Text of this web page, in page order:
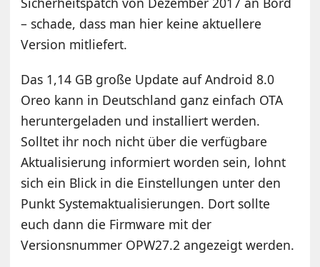
– schade, dass man hier keine aktuellere
Version mitliefert.
Das 1,14 GB große Update auf Android 8.0
Oreo kann in Deutschland ganz einfach OTA
heruntergeladen und installiert werden.
Solltet ihr noch nicht über die verfügbare
Aktualisierung informiert worden sein, lohnt
sich ein Blick in die Einstellungen unter den
Punkt Systemaktualisierungen. Dort sollte
euch dann die Firmware mit der
Versionsnummer OPW27.2 angezeigt werden.